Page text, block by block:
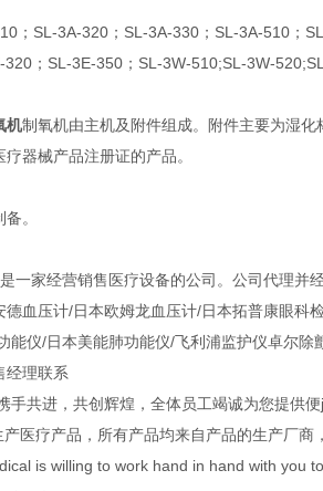
；SL-3A-320；SL-3A-330；SL-3A-510；
；SL-3E-350；SL-3W-510;SL-3W-
机制氧机由主机及附件组成。附件主要为湿
器械产品注册证的产品。
。
一家经营销售医疗设备的公司。公司代理并
血压计/日本欧姆龙血压计/日本拓普康眼
能仪/日本美能肺功能仪/飞利浦监护仪卓尔
经理联系
手共进，共创辉煌，全体员工竭诚为您提供便
医疗产品，所有产品均来自产品的生产厂商
is willing to work hand in hand with you